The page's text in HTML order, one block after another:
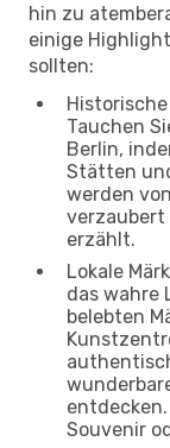
hin zu
einige
sollten:
Tauchen
Berlin,
Stätten
werden
verzaubert
erzählt.
Lokale
das wahre
belebten
Souvenir